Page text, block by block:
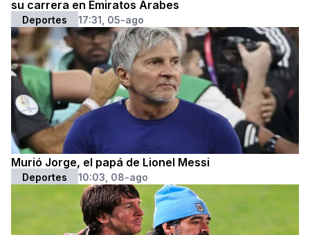
su carrera en Emiratos Árabes
Deportes 17:31, 05-ago
Murió Jorge, el papá de Lionel Messi
Deportes 10:03, 08-ago